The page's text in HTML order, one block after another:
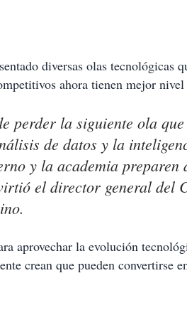
diversas olas tecnológicas
ahora tienen mejor
perder la siguiente ola
de datos y la
y la academia preparen
el director general del
aprovechar la evolución
crean que pueden convertirse